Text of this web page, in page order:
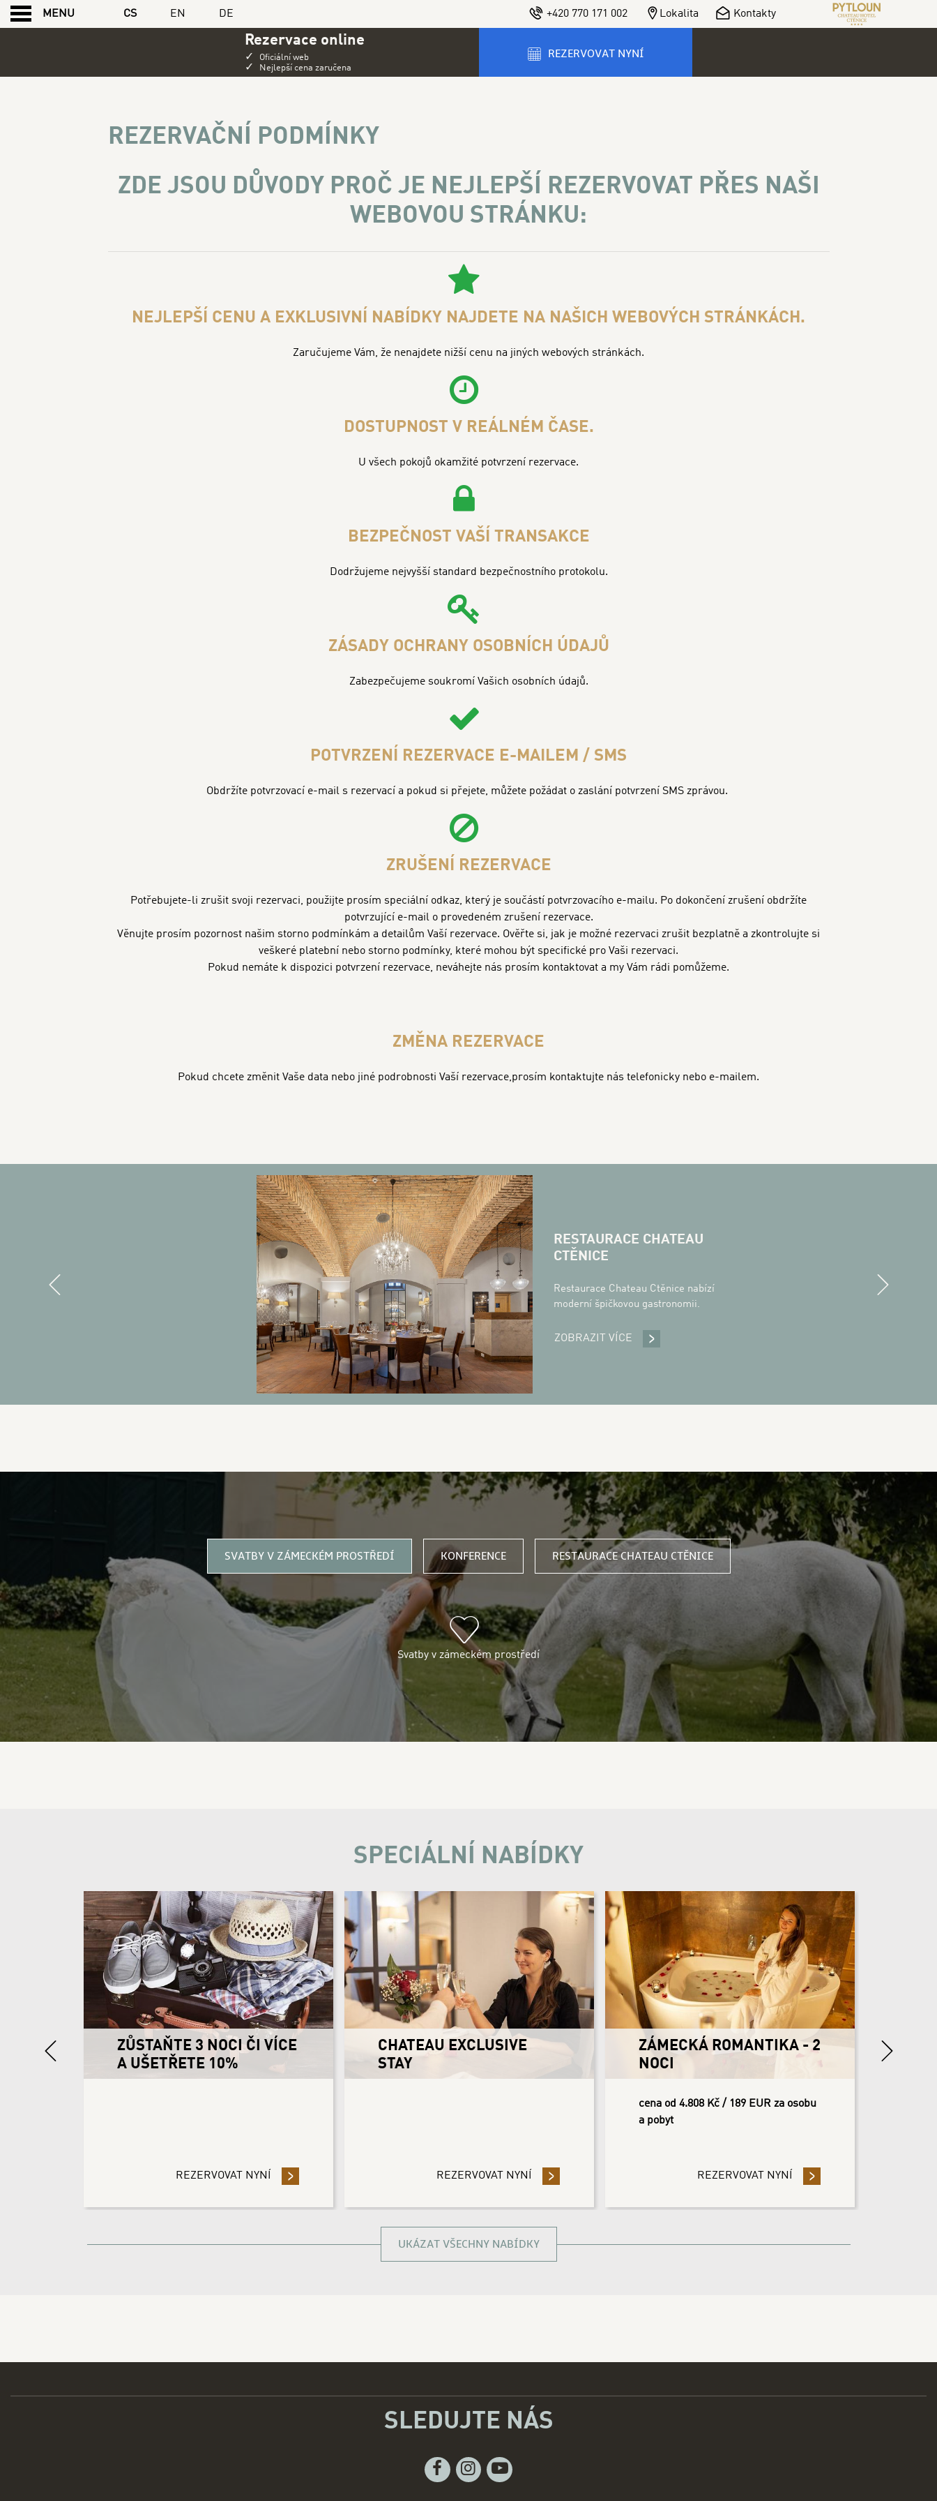
+420 770 171 002 Lokalita Kontakty
MENU CS EN DE
Rezervace online
✓ Oficiální web
✓ Nejlepší cena zaručena
REZERVOVAT NYNÍ
REZERVAČNÍ PODMÍNKY
ZDE JSOU DŮVODY PROČ JE NEJLEPŠÍ REZERVOVAT PŘES NAŠI
WEBOVOU STRÁNKU:
NEJLEPŠÍ CENU A EXKLUSIVNÍ NABÍDKY NAJDETE NA NAŠICH WEBOVÝCH STRÁNKÁCH.
Zaručujeme Vám, že nenajdete nižší cenu na jiných webových stránkách.
DOSTUPNOST V REÁLNÉM ČASE.
U všech pokojů okamžité potvrzení rezervace.
BEZPEČNOST VAŠÍ TRANSAKCE
Dodržujeme nejvyšší standard bezpečnostního protokolu.
ZÁSADY OCHRANY OSOBNÍCH ÚDAJŮ
Zabezpečujeme soukromí Vašich osobních údajů.
POTVRZENÍ REZERVACE E-MAILEM / SMS
Obdržíte potvrzovací e-mail s rezervací a pokud si přejete, můžete požádat o zaslání potvrzení SMS zprávou.
ZRUŠENÍ REZERVACE
Potřebujete-li zrušit svoji rezervaci, použijte prosím speciální odkaz, který je součástí potvrzovacího e-mailu. Po dokončení zrušení obdržíte
potvrzující e-mail o provedeném zrušení rezervace.
Věnujte prosím pozornost našim storno podmínkám a detailům Vaší rezervace. Ověřte si, jak je možné rezervaci zrušit bezplatně a zkontrolujte si
veškeré platební nebo storno podmínky, které mohou být specifické pro Vaši rezervaci.
Pokud nemáte k dispozici potvrzení rezervace, neváhejte nás prosím kontaktovat a my Vám rádi pomůžeme.
ZMĚNA REZERVACE
Pokud chcete změnit Vaše data nebo jiné podrobnosti Vaší rezervace,prosím kontaktujte nás telefonicky nebo e-mailem.
RESTAURACE CHATEAU
CTĚNICE
Restaurace Chateau Ctěnice nabízí
moderní špičkovou gastronomii.
ZOBRAZIT VÍCE RESTAURACE CHATEAU CTĚNICE
3 DŮVODY PROČ SE UBYTOVAT U NÁS
SVATBY V ZÁMECKÉM PROSTŘEDÍ KONFERENCE RESTAURACE CHATEAU CTĚNICE
Svatby v zámeckém prostředí
SPECIÁLNÍ NABÍDKY
- PŘEDPLAŤTE SVOJI REZERVACI A UŠETŘETE 10%
ZŮSTAŇTE 3 NOCI ČI VÍCE
A UŠETŘETE 10%
REZERVOVAT NYNÍ - ZŮSTAŇTE 3 NOCI ČI VÍCE A UŠETŘETE 10%
CHATEAU EXCLUSIVE
STAY
REZERVOVAT NYNÍ - CHATEAU EXCLUSIVE STAY
ZÁMECKÁ ROMANTIKA - 2
NOCI
cena od 4.808 Kč / 189 EUR za osobu
a pobyt
REZERVOVAT NYNÍ - ZÁMECKÁ ROMANTIKA - 2
UKÁZAT VŠECHNY NABÍDKY
SLEDUJTE NÁS
FacebookInstagram
Youtube